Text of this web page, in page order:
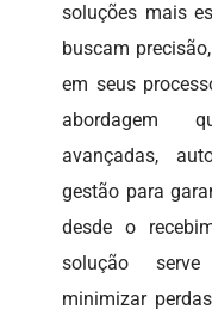
soluções mais
buscam
em seus
abordagem
avançadas,
gestão para
desde o
solução
minimizar